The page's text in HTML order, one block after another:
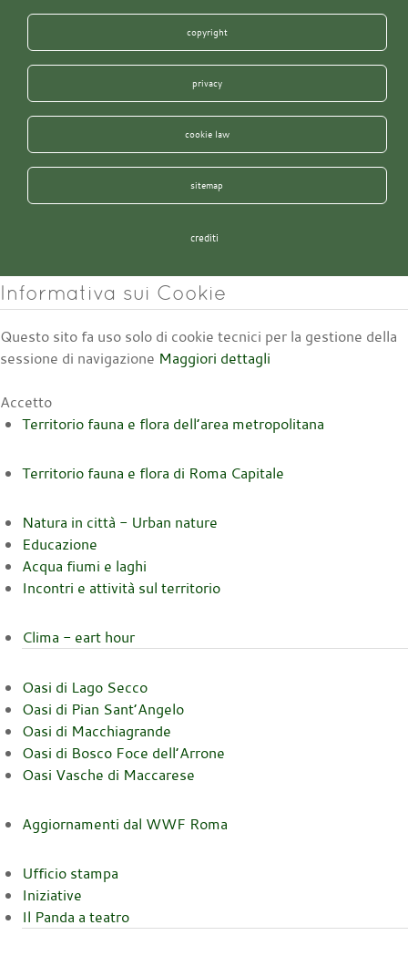
copyright
privacy
cookie law
sitemap
crediti
Informativa sui Cookie
Questo sito fa uso solo di cookie tecnici per la gestione della
sessione di navigazione Maggiori dettagli
Accetto
Territorio fauna e flora dell’area metropolitana
Territorio fauna e flora di Roma Capitale
Natura in città - Urban nature
Educazione
Acqua fiumi e laghi
Incontri e attività sul territorio
Clima - eart hour
Oasi di Lago Secco
Oasi di Pian Sant’Angelo
Oasi di Macchiagrande
Oasi di Bosco Foce dell’Arrone
Oasi Vasche di Maccarese
Aggiornamenti dal WWF Roma
Ufficio stampa
Iniziative
Il Panda a teatro